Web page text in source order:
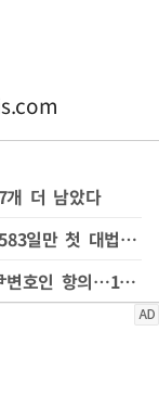
더 남았다
윤석열 '체포방해' 징역 7년 확정…계엄 583일만 첫 대법 결론
"대법 판결 나오는 날 2심 증인신문?" 尹변호인 항의…14분 휴정하며 중계 시청